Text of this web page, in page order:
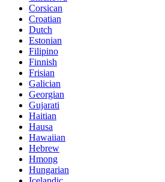
Corsican
Croatian
Dutch
Estonian
Filipino
Finnish
Frisian
Galician
Georgian
Gujarati
Haitian
Hausa
Hawaiian
Hebrew
Hmong
Hungarian